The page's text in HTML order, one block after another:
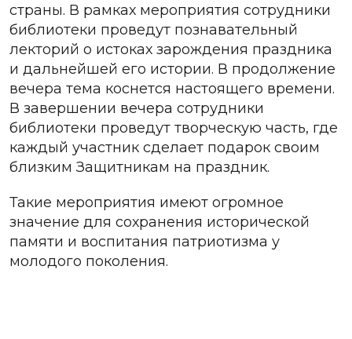
страны. В рамках мероприятия сотрудники
библиотеки проведут познавательный
лекторий о истоках зарождения праздника
и дальнейшей его истории. В продолжение
вечера тема коснется настоящего времени.
В завершении вечера сотрудники
библиотеки проведут творческую часть, где
каждый участник сделает подарок своим
близким Защитникам на праздник.
Такие мероприятия имеют огромное
значение для сохранения исторической
памяти и воспитания патриотизма у
молодого поколения.